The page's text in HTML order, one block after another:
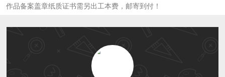
恭喜150****6483用户作品已成功备案！
恭喜131****2473用户作品已成功备案！
恭喜159****4201用户作品已成功备案！
恭喜133****6466用户作品已成功备案！
作品备案盖章纸质证书需另出工本费，邮寄到付！